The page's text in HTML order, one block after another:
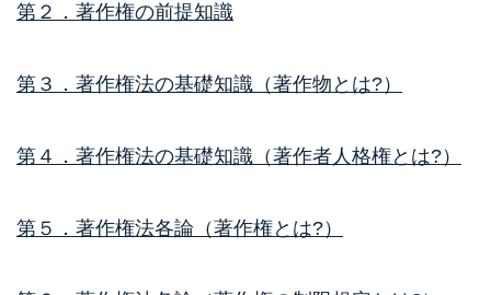
第２．著作権の前提知識
第３．著作権法の基礎知識（著作物とは?）
第４．著作権法の基礎知識（著作者人格権とは?）
第５．著作権法各論（著作権とは?）